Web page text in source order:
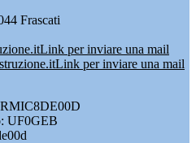
Frascati
Link per inviare una mail
Link per inviare una mail
UF0GEB